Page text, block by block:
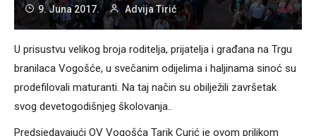
9. Juna 2017. Advija Tirić
U prisustvu velikog broja roditelja, prijatelja i građana na Trgu
branilaca Vogošće, u svečanim odijelima i haljinama sinoć su
prodefilovali maturanti. Na taj način su obilježili završetak
svog devetogodišnjeg školovanja..
Predsjedavajući OV Vogošća Tarik Curić je ovom prilikom